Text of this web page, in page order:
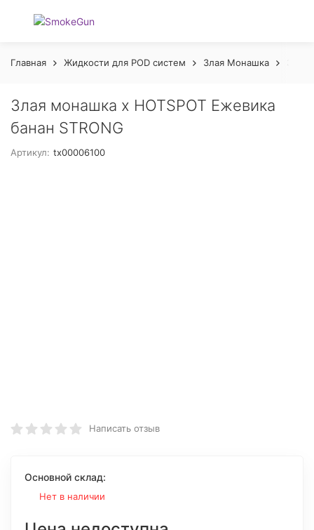
Главная Жидкости для POD систем Злая Монашка
Злая монашка х HOTSPOT Ежевика
банан STRONG
Артикул: tx00006100
Написать отзыв
Основной склад:
Нет в наличии